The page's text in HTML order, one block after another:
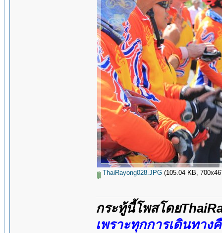
ThaiRayong028.JPG (105.04 KB,
กระทู้นี้โพสโดย
เพราะทุกการเดินทาง